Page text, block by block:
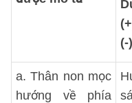
(-)
a. Thân non mọc
hướng về phía